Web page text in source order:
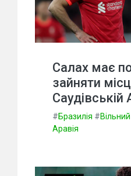
Салах має
зайняти
Саудівській
#Бразилія #
Аравія